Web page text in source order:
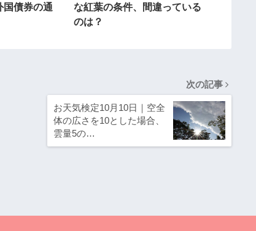
国債券の通
な紅葉の条件、間違っている
のは？
次の記事
お天気検定10月10日｜空全
体の広さを10とした場合、
雲量5の…